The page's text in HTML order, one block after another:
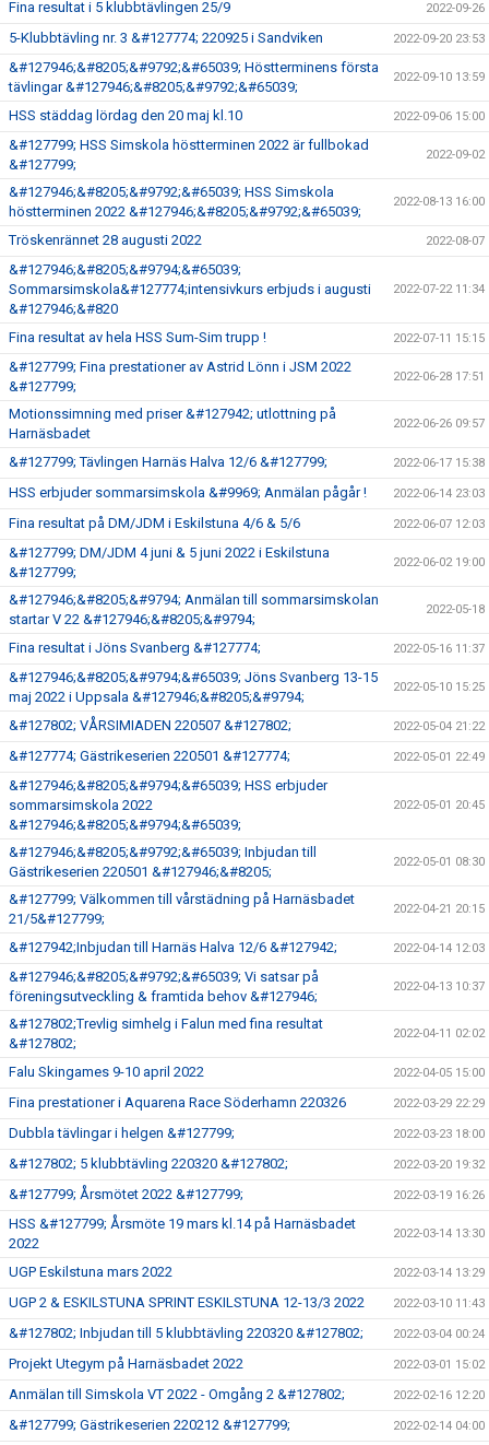
Fina resultat i 5 klubbtävlingen 25/9 2022-09-26
5-Klubbtävling nr. 3 &#127774; 220925 i Sandviken 2022-09-20 23:53
&#127946;&#8205;&#9792;&#65039; Höstterminens första
tävlingar &#127946;&#8205;&#9792;&#65039;
2022-09-10 13:59
HSS städdag lördag den 20 maj kl.10 2022-09-06 15:00
&#127799; HSS Simskola höstterminen 2022 är fullbokad
&#127799;
2022-09-02
&#127946;&#8205;&#9792;&#65039; HSS Simskola
höstterminen 2022 &#127946;&#8205;&#9792;&#65039;
2022-08-13 16:00
Tröskenrännet 28 augusti 2022 2022-08-07
&#127946;&#8205;&#9794;&#65039;
Sommarsimskola&#127774;intensivkurs erbjuds i augusti
&#127946;&#820
2022-07-22 11:34
Fina resultat av hela HSS Sum-Sim trupp ! 2022-07-11 15:15
&#127799; Fina prestationer av Astrid Lönn i JSM 2022
&#127799;
2022-06-28 17:51
Motionssimning med priser &#127942; utlottning på
Harnäsbadet
2022-06-26 09:57
&#127799; Tävlingen Harnäs Halva 12/6 &#127799; 2022-06-17 15:38
HSS erbjuder sommarsimskola &#9969; Anmälan pågår ! 2022-06-14 23:03
Fina resultat på DM/JDM i Eskilstuna 4/6 & 5/6 2022-06-07 12:03
&#127799; DM/JDM 4 juni & 5 juni 2022 i Eskilstuna
&#127799;
2022-06-02 19:00
&#127946;&#8205;&#9794; Anmälan till sommarsimskolan
startar V 22 &#127946;&#8205;&#9794;
2022-05-18
Fina resultat i Jöns Svanberg &#127774; 2022-05-16 11:37
&#127946;&#8205;&#9794;&#65039; Jöns Svanberg 13-15
maj 2022 i Uppsala &#127946;&#8205;&#9794;
2022-05-10 15:25
&#127802; VÅRSIMIADEN 220507 &#127802; 2022-05-04 21:22
&#127774; Gästrikeserien 220501 &#127774; 2022-05-01 22:49
&#127946;&#8205;&#9794;&#65039; HSS erbjuder
sommarsimskola 2022
&#127946;&#8205;&#9794;&#65039;
2022-05-01 20:45
&#127946;&#8205;&#9792;&#65039; Inbjudan till
Gästrikeserien 220501 &#127946;&#8205;
2022-05-01 08:30
&#127799; Välkommen till vårstädning på Harnäsbadet
21/5&#127799;
2022-04-21 20:15
&#127942;Inbjudan till Harnäs Halva 12/6 &#127942; 2022-04-14 12:03
&#127946;&#8205;&#9792;&#65039; Vi satsar på
föreningsutveckling & framtida behov &#127946;
2022-04-13 10:37
&#127802;Trevlig simhelg i Falun med fina resultat
&#127802;
2022-04-11 02:02
Falu Skingames 9-10 april 2022 2022-04-05 15:00
Fina prestationer i Aquarena Race Söderhamn 220326 2022-03-29 22:29
Dubbla tävlingar i helgen &#127799; 2022-03-23 18:00
&#127802; 5 klubbtävling 220320 &#127802; 2022-03-20 19:32
&#127799; Årsmötet 2022 &#127799; 2022-03-19 16:26
HSS &#127799; Årsmöte 19 mars kl.14 på Harnäsbadet
2022
2022-03-14 13:30
UGP Eskilstuna mars 2022 2022-03-14 13:29
UGP 2 & ESKILSTUNA SPRINT ESKILSTUNA 12-13/3 2022 2022-03-10 11:43
&#127802; Inbjudan till 5 klubbtävling 220320 &#127802; 2022-03-04 00:24
Projekt Utegym på Harnäsbadet 2022 2022-03-01 15:02
Anmälan till Simskola VT 2022 - Omgång 2 &#127802; 2022-02-16 12:20
&#127799; Gästrikeserien 220212 &#127799; 2022-02-14 04:00